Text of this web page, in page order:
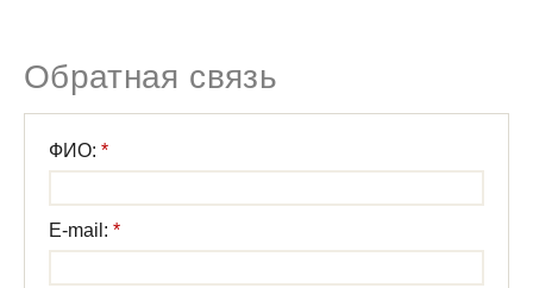
Обратная связь
ФИО:
E-mail: